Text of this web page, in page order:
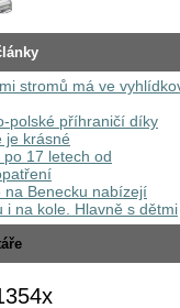
stromů má ve
polské příhraničí díky
je krásné
po 17 letech od
na Benecku nabízejí
i na kole. Hlavně s dětmi